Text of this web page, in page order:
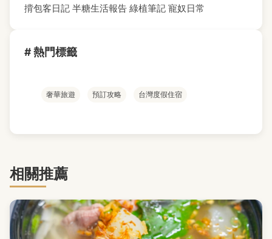
揹包客日記 半糖生活報告 綠植筆記 寵奴日常
# 熱門標籤
奢華旅遊 預訂攻略 台灣度假住宿
相關推薦